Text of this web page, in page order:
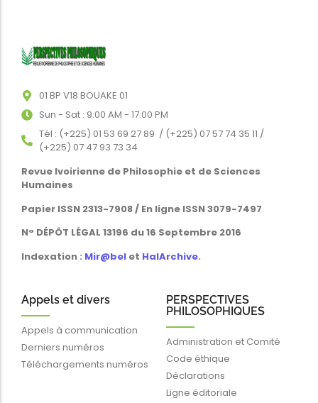
01 BP V18 BOUAKE 01
Sun - Sat : 9:00 AM - 17:00 PM
Tél : (+225) 01 53 69 27 89 / (+225) 07 57 74 35 11 /
(+225) 07 47 93 73 34
Revue Ivoirienne de Philosophie et de Sciences
Humaines
Papier ISSN 2313-7908 / En ligne ISSN 3079-7497
N° DÉPÔT LÉGAL 13196 du 16 Septembre 2016
Indexation : Mir@bel et HalArchive.
Appels et divers
Appels à communication
Derniers numéros
Téléchargements numéros
PERSPECTIVES
PHILOSOPHIQUES
Administration et Comité
Code éthique
Déclarations
Ligne éditoriale